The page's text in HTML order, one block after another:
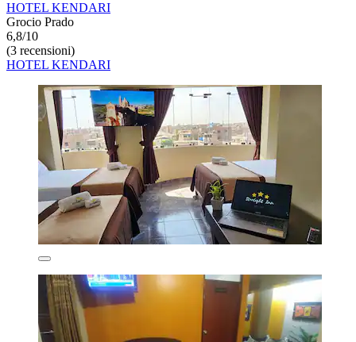
HOTEL KENDARI
Grocio Prado
6,8/10
(3 recensioni)
HOTEL KENDARI